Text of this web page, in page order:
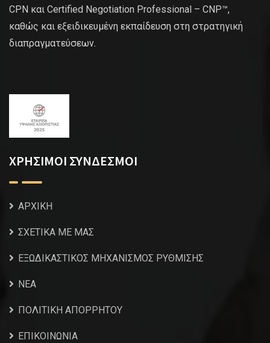
CPN και Certified Negotiation Professional – CNP™,
καθώς και εξειδικευμένη εκπαίδευση στη στρατηγική
διαπραγματεύσεων.
ΧΡΗΣΙΜΟΙ ΣΥΝΔΕΣΜΟΙ
ΑΡΧΙΚΗ
ΣΧΕΤΙΚΑ ΜΕ ΜΑΣ
ΕΞΩΔΙΚΑΣΤΙΚΟΣ ΜΗΧΑΝΙΣΜΟΣ ΡΥΘΜΙΣΗΣ
NEA
ΠΟΛΙΤΙΚΗ ΑΠΟΡΡΗΤΟΥ
ΕΠΙΚΟΙΝΩΝΙΑ